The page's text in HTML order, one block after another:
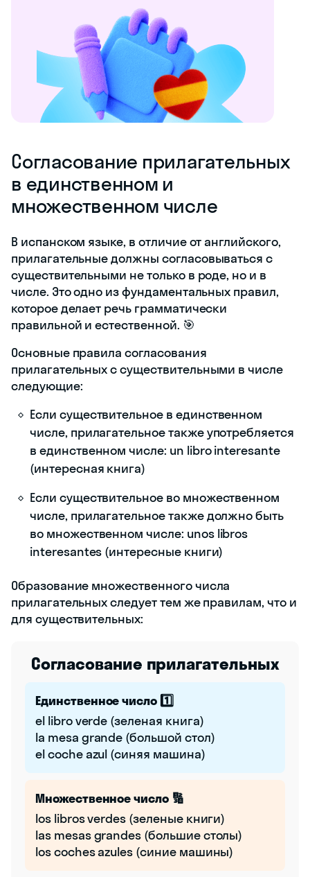
Согласование прилагательных
в единственном и
множественном числе
В испанском языке, в отличие от английского,
прилагательные должны согласовываться с
существительными не только в роде, но и в
числе. Это одно из фундаментальных правил,
которое делает речь грамматически
правильной и естественной. 🎯
Основные правила согласования
прилагательных с существительными в числе
следующие:
Если существительное в единственном
числе, прилагательное также употребляется
в единственном числе: un libro interesante
(интересная книга)
Если существительное во множественном
числе, прилагательное также должно быть
во множественном числе: unos libros
interesantes (интересные книги)
Образование множественного числа
прилагательных следует тем же правилам, что и
для существительных:
Согласование прилагательных
Единственное число 1️⃣
el libro verde (зеленая книга)
la mesa grande (большой стол)
el coche azul (синяя машина)
Множественное число 🔢
los libros verdes (зеленые книги)
las mesas grandes (большие столы)
los coches azules (синие машины)